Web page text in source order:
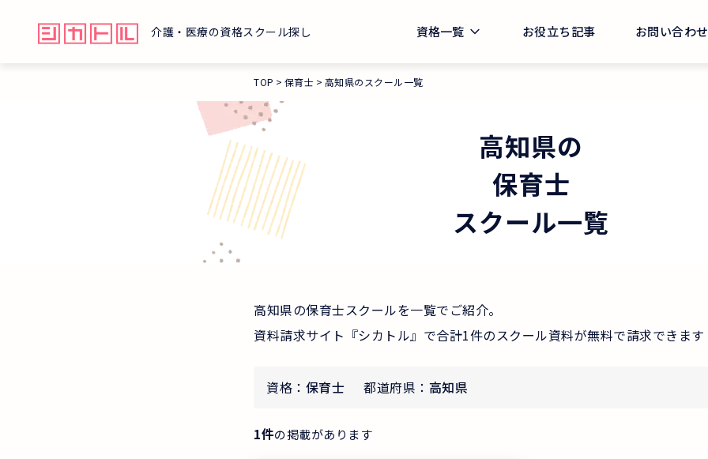
介護・医療の資格スクール探し 資格一覧 お役立ち記事 お問い合わせ
TOP 保育士 高知県のスクール一覧
高知県の
保育士
スクール一覧
高知県の保育士スクールを一覧でご紹介。
資料請求サイト『シカトル』で合計1件のスクール資料が無料で請求できます
資格： 保育士 都道府県： 高知県
1件の掲載があります